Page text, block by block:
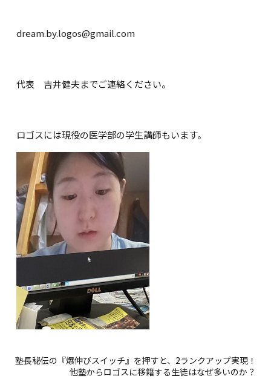
dream.by.logos@gmail.com
代表 吉井健夫までご連絡ください。
ロゴスには現役の医学部の学生講師もいます。
塾長秘伝の『爆伸びスイッチ』を押すと、2ランクアップ実現！
他塾からロゴスに移籍する生徒はなぜ多いのか？